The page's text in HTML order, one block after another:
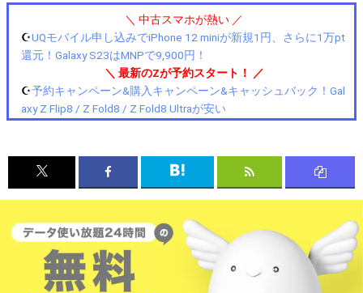
＼ 中古スマホが熱い ／
☪️UQモバイル申し込みでiPhone 12 miniが新規1円、さらに1万pt
還元！Galaxy S23はMNPで9,900円！
＼ 最新のZが予約スタート！ ／
☪️予約キャンペーン&購入キャンペーン&キャッシュバック！Gal
axy Z Flip8 / Z Fold8 / Z Fold8 Ultraが安い